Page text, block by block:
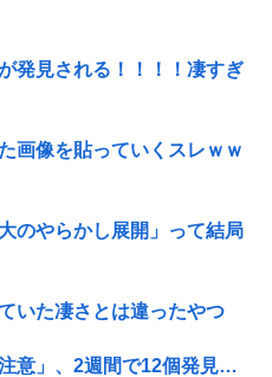
発見される！！！！凄すぎ
画像を貼っていくスレｗｗ
のやらかし展開」って結局
いた凄さとは違ったやつ
意」、2週間で12個発見…